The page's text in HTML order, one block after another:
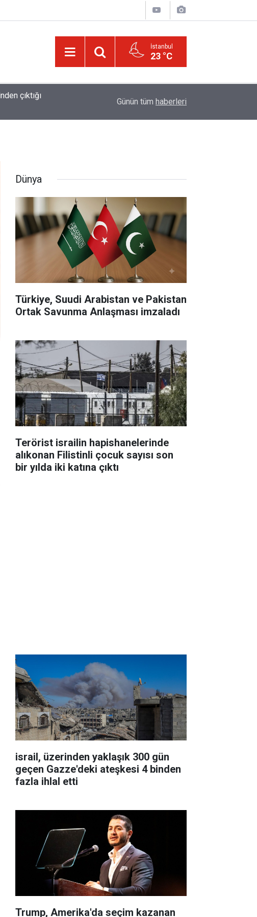
İstanbul
23 °C
Lût kavmine âid o alt-üst olan şehirleri de
Günün tüm haberleri
Dünya
Türkiye, Suudi Arabistan ve Pakistan
Ortak Savunma Anlaşması imzaladı
Terörist israilin hapishanelerinde
alıkonan Filistinli çocuk sayısı son
bir yılda iki katına çıktı
israil, üzerinden yaklaşık 300 gün
geçen Gazze'deki ateşkesi 4 binden
fazla ihlal etti
Trump, Amerika'da seçim kazanan